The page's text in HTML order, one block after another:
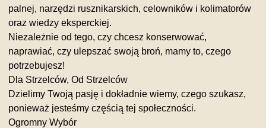
palnej, narzędzi rusznikarskich, celowników i kolimatorów
oraz wiedzy eksperckiej.
Niezależnie od tego, czy chcesz konserwować,
naprawiać, czy ulepszać swoją broń, mamy to, czego
potrzebujesz!
Dla Strzelców, Od Strzelców
Dzielimy Twoją pasję i dokładnie wiemy, czego szukasz,
ponieważ jesteśmy częścią tej społeczności.
Ogromny Wybór